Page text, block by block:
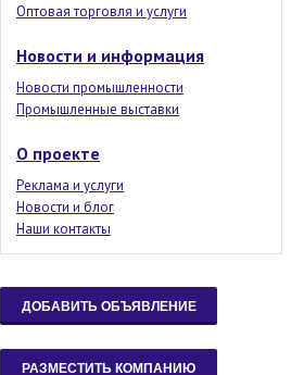
Оптовая торговля и услуги
Новости и информация
Новости промышленности
Промышленные выставки
О проекте
Реклама и услуги
Новости и блог
Наши контакты